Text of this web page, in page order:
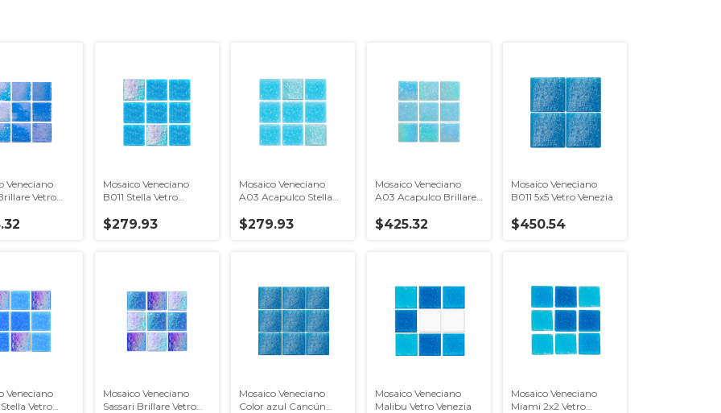
Veneciano
Vetro
Mosaico Veneciano
B011 Stella Vetro
$279.93
Mosaico Veneciano
A03 Acapulco Stella
$279.93
Mosaico Veneciano
A03 Acapulco Brillare
$425.32
Mosaico Veneciano
B011 5x5 Vetro Venezia
$450.54
Veneciano
Stella Vetro
Mosaico Veneciano
Sassari Brillare Vetro
Mosaico Veneciano
Color azul Cancún
Mosaico Veneciano
Malibu Vetro Venezia
Mosaico Veneciano
Miami 2x2 Vetro